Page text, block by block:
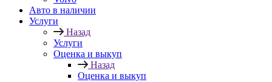
Авто в наличии
Услуги
Назад
Услуги
Оценка и выкуп
Назад
Оценка и выкуп